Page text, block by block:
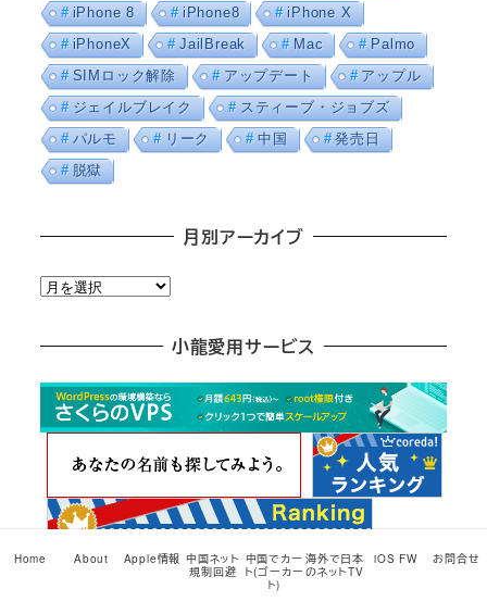
iPhone 8
iPhone8
iPhone X
iPhoneX
JailBreak Mac
Palmo
SIMロック解除
アップデート
アップル
ジェイルブレイク
スティーブ・ジョブズ
パルモ
リーク 中国
発売日
脱獄
月別アーカイブ
月
カ
小龍愛用サービス
Home About Apple情報 中国ネット
規制回避
中国でカー
ト(ゴーカー
ト)
海外で日本
のネットTV
iOS FW お問合せ